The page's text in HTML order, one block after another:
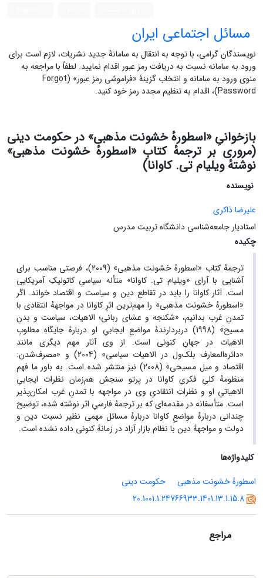
مسائل اجتماعی ایران
نویسندگان گرامی، با توجه به انتقال به سامانۀ جدید نشریات، لازم است برای
ورود به سامانه نسبت به دریافت رمز عبور اقدام نمایید. لطفاً با مراجعه به
منوی ورود به سامانه و انتخاب گزینۀ «فراموشی رمز عبور» (Forgot
Password)، اقدام به تنظیم مجدد رمز خود کنید.
بازخوانیِ «اسطورهٔ خشونت مذهبی» در حکومت دینی
(مروری بر ترجمهٔ کتابِ «اسطورهٔ خشونت مذهبی»
نوشتهٔ ویلیام تی. کاوانا)
نویسنده
علیرضا ذاکری
استادیار جامعه‌شناسی دانشگاه تربیت مدرس
چکیده
ترجمهٔ کتاب «اسطورهٔ خشونت مذهبی» (2009)، فرصتی مناسب برای
آشنایی با آرای «ویلیام تی. کاوانا» متأله سیاسیِ کاتولیکِ آمریکایی
است. آثار کاوانا را باید در تقاطع دین و سیاست و اقتصاد خواند. اگر
«اسطورهٔ خشونت مذهبی» را مهم‌ترین اثرِ کاوانا در مواجههٔ انتقادی با
تمدنِ غرب بدانیم، «شکنجه و عشای ربانی؛ الاهیات، سیاست و بدنِ
مسیح» (1998) دربردارندهٔ مواضعِ ایجابیِ او دربارهٔ جایگاهِ مطلوبِ
الاهیات در جهانِ کنونی است. از وی آثار مهم دیگری مانند
«دائره‌المعارف بلک‌ول در الاهیات سیاسی» (2004) و «مصرف‌شدن:
اقتصاد و میل مسیحی» (2008) نیز منتشر شده است. به باور ما فهم
منظومهٔ کلیِ فکریِ کاوانا در پرتو سنجش هم‌زمان نظرات ایجابیِ
الاهیاتیِ او و نظراتِ انتقادیِ وی در مواجهه با تمدنِ غرب امکان‌پذیر
است. متأسفانه در مقدمه‌ای که بر ترجمهٔ فارسیِ اثر نوشته شده، توضیح
چندانی دربارهٔ مواضعِ کاوانا دربارهٔ مسائل مهمی نظیر نسبت دین و
دولت و مواجههٔ دین با نظام بازار آزاد در زمانهٔ کنونی داده نشده است.
کلیدواژه‌ها
اسطورهٔ خشونت مذهبی
حکومت دینی
20.1001.1.24766933.1401.13.1.15.8
مراجع